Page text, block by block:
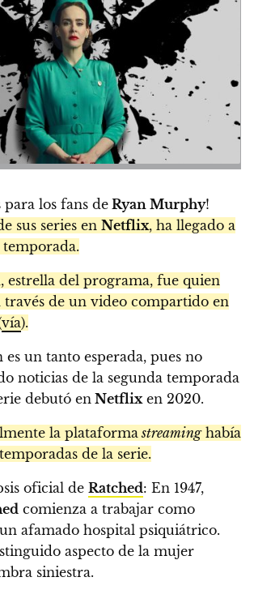
para los fans deRyan Murphy!
sus series en Netflix, ha llegado a
, estrella del programa, fue quien
través de un video compartido en
vía).
es un tanto esperada, pues no
noticias de la segunda temporada
debutó en Netflix en 2020.
la plataforma streaminghabía
de la serie.
oficial de Ratched: En 1947,
comienza a trabajar como
afamado hospital psiquiátrico.
aspecto de la mujer
siniestra.